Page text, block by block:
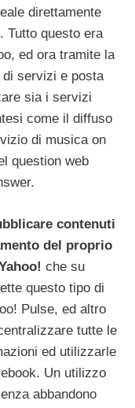
direttamente
Tutto questo era
ed ora tramite la
di servizi e posta
sia i servizi
come il diffuso
di musica on
question web
contenuti
del proprio
che su
questo tipo di
Pulse, ed altro
tutte le
ed utilizzarle
Un utilizzo
abbandono